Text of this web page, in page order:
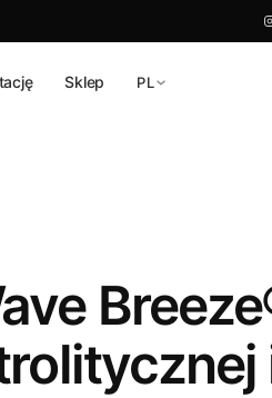
Sklep PL